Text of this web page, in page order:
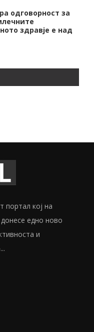
одговорност за
здравје е над
портал кој на
едно ново
и